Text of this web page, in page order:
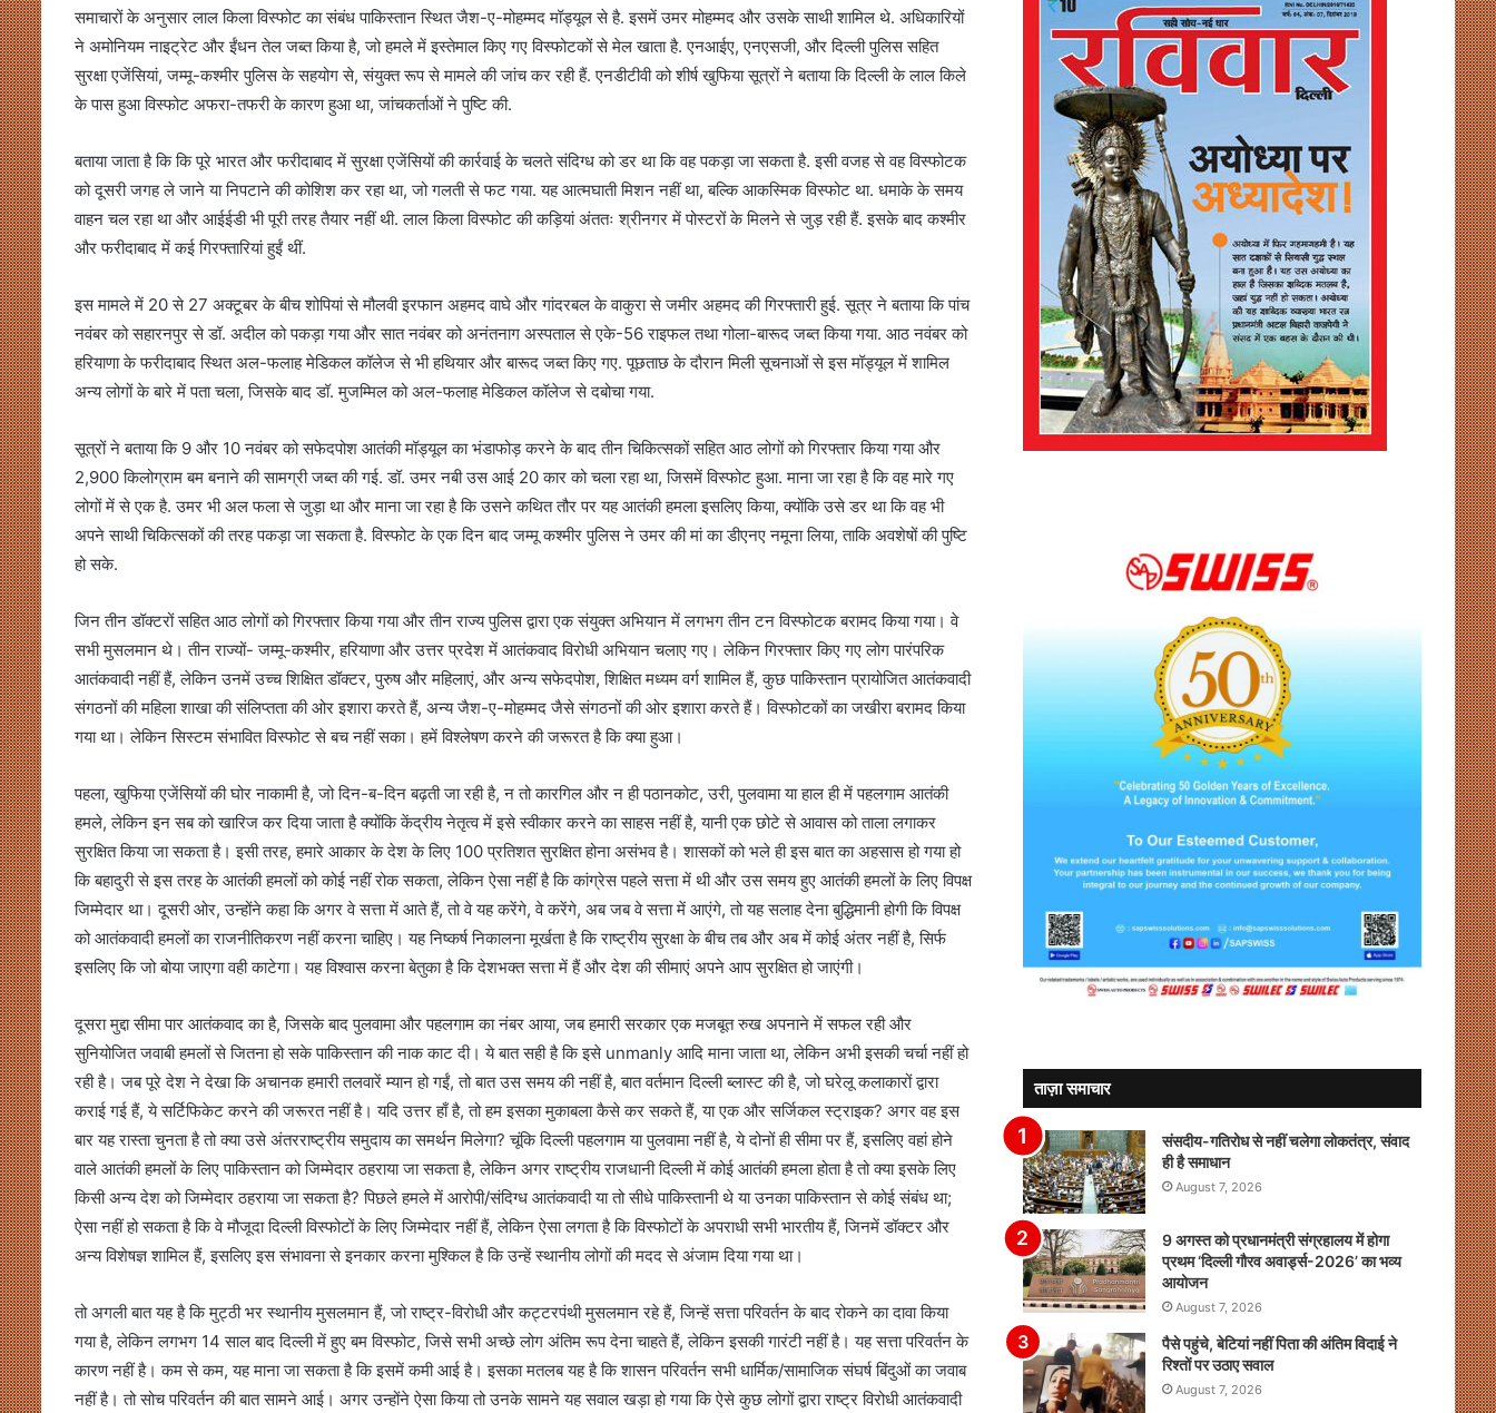
समाचारों के अनुसार लाल किला विस्फोट का संबंध पाकिस्तान स्थित जैश-ए-मोहम्मद मॉड्यूल से है. इसमें उमर मोहम्मद और उसके साथी शामिल थे. अधिकारियों
ने अमोनियम नाइट्रेट और ईंधन तेल जब्त किया है, जो हमले में इस्तेमाल किए गए विस्फोटकों से मेल खाता है. एनआईए, एनएसजी, और दिल्ली पुलिस सहित
सुरक्षा एजेंसियां, जम्मू-कश्मीर पुलिस के सहयोग से, संयुक्त रूप से मामले की जांच कर रही हैं. एनडीटीवी को शीर्ष खुफिया सूत्रों ने बताया कि दिल्ली के लाल किले
के पास हुआ विस्फोट अफरा-तफरी के कारण हुआ था, जांचकर्ताओं ने पुष्टि की.
बताया जाता है कि कि पूरे भारत और फरीदाबाद में सुरक्षा एजेंसियों की कार्रवाई के चलते संदिग्ध को डर था कि वह पकड़ा जा सकता है. इसी वजह से वह विस्फोटक
को दूसरी जगह ले जाने या निपटाने की कोशिश कर रहा था, जो गलती से फट गया. यह आत्मघाती मिशन नहीं था, बल्कि आकस्मिक विस्फोट था. धमाके के समय
वाहन चल रहा था और आईईडी भी पूरी तरह तैयार नहीं थी. लाल किला विस्फोट की कड़ियां अंततः श्रीनगर में पोस्टरों के मिलने से जुड़ रही हैं. इसके बाद कश्मीर
और फरीदाबाद में कई गिरफ्तारियां हुईं थीं.
इस मामले में 20 से 27 अक्टूबर के बीच शोपियां से मौलवी इरफान अहमद वाघे और गांदरबल के वाकुरा से जमीर अहमद की गिरफ्तारी हुई. सूत्र ने बताया कि पांच
नवंबर को सहारनपुर से डॉ. अदील को पकड़ा गया और सात नवंबर को अनंतनाग अस्पताल से एके-56 राइफल तथा गोला-बारूद जब्त किया गया. आठ नवंबर को
हरियाणा के फरीदाबाद स्थित अल-फलाह मेडिकल कॉलेज से भी हथियार और बारूद जब्त किए गए. पूछताछ के दौरान मिली सूचनाओं से इस मॉड्यूल में शामिल
अन्य लोगों के बारे में पता चला, जिसके बाद डॉ. मुजम्मिल को अल-फलाह मेडिकल कॉलेज से दबोचा गया.
सूत्रों ने बताया कि 9 और 10 नवंबर को सफेदपोश आतंकी मॉड्यूल का भंडाफोड़ करने के बाद तीन चिकित्सकों सहित आठ लोगों को गिरफ्तार किया गया और
2,900 किलोग्राम बम बनाने की सामग्री जब्त की गई. डॉ. उमर नबी उस आई 20 कार को चला रहा था, जिसमें विस्फोट हुआ. माना जा रहा है कि वह मारे गए
लोगों में से एक है. उमर भी अल फला से जुड़ा था और माना जा रहा है कि उसने कथित तौर पर यह आतंकी हमला इसलिए किया, क्योंकि उसे डर था कि वह भी
अपने साथी चिकित्सकों की तरह पकड़ा जा सकता है. विस्फोट के एक दिन बाद जम्मू कश्मीर पुलिस ने उमर की मां का डीएनए नमूना लिया, ताकि अवशेषों की पुष्टि
हो सके.
जिन तीन डॉक्टरों सहित आठ लोगों को गिरफ्तार किया गया और तीन राज्य पुलिस द्वारा एक संयुक्त अभियान में लगभग तीन टन विस्फोटक बरामद किया गया। वे
सभी मुसलमान थे। तीन राज्यों- जम्मू-कश्मीर, हरियाणा और उत्तर प्रदेश में आतंकवाद विरोधी अभियान चलाए गए। लेकिन गिरफ्तार किए गए लोग पारंपरिक
आतंकवादी नहीं हैं, लेकिन उनमें उच्च शिक्षित डॉक्टर, पुरुष और महिलाएं, और अन्य सफेदपोश, शिक्षित मध्यम वर्ग शामिल हैं, कुछ पाकिस्तान प्रायोजित आतंकवादी
संगठनों की महिला शाखा की संलिप्तता की ओर इशारा करते हैं, अन्य जैश-ए-मोहम्मद जैसे संगठनों की ओर इशारा करते हैं। विस्फोटकों का जखीरा बरामद किया
गया था। लेकिन सिस्टम संभावित विस्फोट से बच नहीं सका। हमें विश्लेषण करने की जरूरत है कि क्या हुआ।
पहला, खुफिया एजेंसियों की घोर नाकामी है, जो दिन-ब-दिन बढ़ती जा रही है, न तो कारगिल और न ही पठानकोट, उरी, पुलवामा या हाल ही में पहलगाम आतंकी
हमले, लेकिन इन सब को खारिज कर दिया जाता है क्योंकि केंद्रीय नेतृत्व में इसे स्वीकार करने का साहस नहीं है, यानी एक छोटे से आवास को ताला लगाकर
सुरक्षित किया जा सकता है। इसी तरह, हमारे आकार के देश के लिए 100 प्रतिशत सुरक्षित होना असंभव है। शासकों को भले ही इस बात का अहसास हो गया हो
कि बहादुरी से इस तरह के आतंकी हमलों को कोई नहीं रोक सकता, लेकिन ऐसा नहीं है कि कांग्रेस पहले सत्ता में थी और उस समय हुए आतंकी हमलों के लिए विपक्ष
जिम्मेदार था। दूसरी ओर, उन्होंने कहा कि अगर वे सत्ता में आते हैं, तो वे यह करेंगे, वे करेंगे, अब जब वे सत्ता में आएंगे, तो यह सलाह देना बुद्धिमानी होगी कि विपक्ष
को आतंकवादी हमलों का राजनीतिकरण नहीं करना चाहिए। यह निष्कर्ष निकालना मूर्खता है कि राष्ट्रीय सुरक्षा के बीच तब और अब में कोई अंतर नहीं है, सिर्फ
इसलिए कि जो बोया जाएगा वही काटेगा। यह विश्वास करना बेतुका है कि देशभक्त सत्ता में हैं और देश की सीमाएं अपने आप सुरक्षित हो जाएंगी।
दूसरा मुद्दा सीमा पार आतंकवाद का है, जिसके बाद पुलवामा और पहलगाम का नंबर आया, जब हमारी सरकार एक मजबूत रुख अपनाने में सफल रही और
सुनियोजित जवाबी हमलों से जितना हो सके पाकिस्तान की नाक काट दी। ये बात सही है कि इसे unmanly आदि माना जाता था, लेकिन अभी इसकी चर्चा नहीं हो
रही है। जब पूरे देश ने देखा कि अचानक हमारी तलवारें म्यान हो गईं, तो बात उस समय की नहीं है, बात वर्तमान दिल्ली ब्लास्ट की है, जो घरेलू कलाकारों द्वारा
कराई गई हैं, ये सर्टिफिकेट करने की जरूरत नहीं है। यदि उत्तर हाँ है, तो हम इसका मुकाबला कैसे कर सकते हैं, या एक और सर्जिकल स्ट्राइक? अगर वह इस
बार यह रास्ता चुनता है तो क्या उसे अंतरराष्ट्रीय समुदाय का समर्थन मिलेगा? चूंकि दिल्ली पहलगाम या पुलवामा नहीं है, ये दोनों ही सीमा पर हैं, इसलिए वहां होने
वाले आतंकी हमलों के लिए पाकिस्तान को जिम्मेदार ठहराया जा सकता है, लेकिन अगर राष्ट्रीय राजधानी दिल्ली में कोई आतंकी हमला होता है तो क्या इसके लिए
किसी अन्य देश को जिम्मेदार ठहराया जा सकता है? पिछले हमले में आरोपी/संदिग्ध आतंकवादी या तो सीधे पाकिस्तानी थे या उनका पाकिस्तान से कोई संबंध था;
ऐसा नहीं हो सकता है कि वे मौजूदा दिल्ली विस्फोटों के लिए जिम्मेदार नहीं हैं, लेकिन ऐसा लगता है कि विस्फोटों के अपराधी सभी भारतीय हैं, जिनमें डॉक्टर और
अन्य विशेषज्ञ शामिल हैं, इसलिए इस संभावना से इनकार करना मुश्किल है कि उन्हें स्थानीय लोगों की मदद से अंजाम दिया गया था।
तो अगली बात यह है कि मुट्ठी भर स्थानीय मुसलमान हैं, जो राष्ट्र-विरोधी और कट्टरपंथी मुसलमान रहे हैं, जिन्हें सत्ता परिवर्तन के बाद रोकने का दावा किया
गया है, लेकिन लगभग 14 साल बाद दिल्ली में हुए बम विस्फोट, जिसे सभी अच्छे लोग अंतिम रूप देना चाहते हैं, लेकिन इसकी गारंटी नहीं है। यह सत्ता परिवर्तन के
कारण नहीं है। कम से कम, यह माना जा सकता है कि इसमें कमी आई है। इसका मतलब यह है कि शासन परिवर्तन सभी धार्मिक/सामाजिक संघर्ष बिंदुओं का जवाब
नहीं है। तो सोच परिवर्तन की बात सामने आई। अगर उन्होंने ऐसा किया तो उनके सामने यह सवाल खड़ा हो गया कि ऐसे कुछ लोगों द्वारा राष्ट्र विरोधी आतंकवादी
ताज़ा समाचार
संसदीय-गतिरोध से नहीं चलेगा लोकतंत्र, संवाद
ही है समाधान
August 7, 2026
9 अगस्त को प्रधानमंत्री संग्रहालय में होगा
प्रथम ‘दिल्ली गौरव अवार्ड्स-2026’ का भव्य
आयोजन
August 7, 2026
पैसे पहुंचे, बेटियां नहीं पिता की अंतिम विदाई ने
रिश्तों पर उठाए सवाल
August 7, 2026